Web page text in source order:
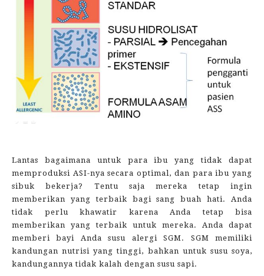
Lantas bagaimana untuk para ibu yang tidak dapat
memproduksi ASI-nya secara optimal, dan para ibu yang
sibuk bekerja? Tentu saja mereka tetap ingin
memberikan yang terbaik bagi sang buah hati. Anda
tidak perlu khawatir karena Anda tetap bisa
memberikan yang terbaik untuk mereka. Anda dapat
memberi bayi Anda susu alergi SGM. SGM memiliki
kandungan nutrisi yang tinggi, bahkan untuk susu soya,
kandungannya tidak kalah dengan susu sapi.